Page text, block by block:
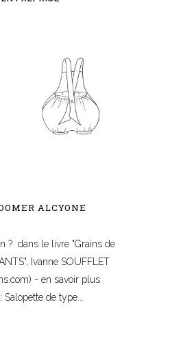
ALCYONE
? dans le livre "Grains de
Ivanne SOUFFLET
- en savoir plus
Salopette de type...